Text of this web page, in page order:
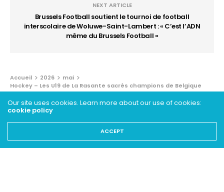
NEXT ARTICLE
Brussels Football soutient le tournoi de football
interscolaire de Woluwe-Saint-Lambert : « C’est l’ADN
même du Brussels Football »
Accueil 2026
mai
Hockey – Les U19 de La Rasante sacrés champions de Belgique
BRÈVES
Hockey – Les U19 de La Rasante
sacrés champions de Belgique
Our site uses cookies. Learn more about our use of cookies:
cookie policy
ACCEPT